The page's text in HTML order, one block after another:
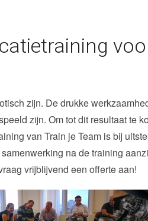
zijn. De drukke
zijn. Om tot dit resultaat te
van Train je Team is bij
na de training
vrijblijvend een offerte aan!